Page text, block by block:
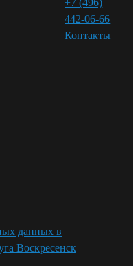
442-06-66
Контакты⁠
данных в
Воскресенск